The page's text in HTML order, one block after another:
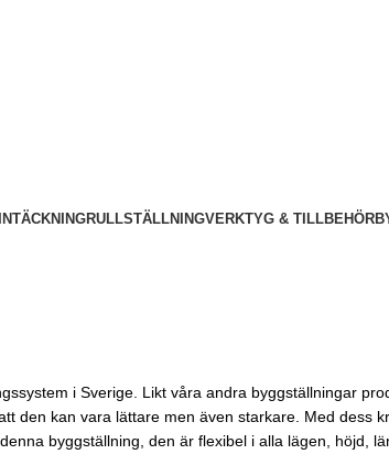
RULLSTÄLLNINGVERKTYG & TILLBEHÖR
i Sverige. Likt våra andra byggställningar
den kan vara lättare men även starkare. Med dess
byggställning, den är flexibel i alla lägen, höjd,